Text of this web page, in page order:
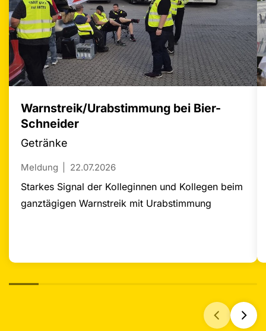
Warnstreik/Urabstimmung bei Bier-
Schneider
Getränke
Meldung 22.07.2026
Starkes Signal der Kolleginnen und Kollegen beim
ganztägigen Warnstreik mit Urabstimmung